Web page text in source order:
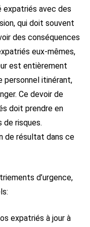
expatriés avec des
qui doit souvent
des conséquences
eux-mêmes,
est entièrement
personnel itinérant,
Ce devoir de
doit prendre en
risques.
de résultat dans ce
d’urgence,
expatriés à jour à